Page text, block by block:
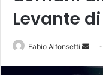
Levante
Fabio Alfonsetti
Invia